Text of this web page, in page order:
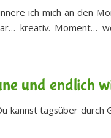
ich mich an den
kreativ. Moment…
und endlich
kannst tagsüber durch